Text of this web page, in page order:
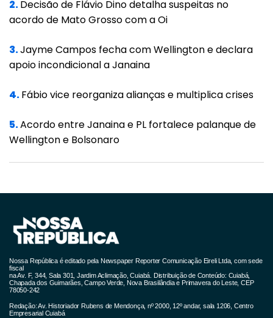
2.Decisão de Flávio Dino detalha suspeitas no
acordo de Mato Grosso com a Oi
3.Jayme Campos fecha com Wellington e declara
apoio incondicional a Janaina
4.Fábio vice reorganiza alianças e multiplica crises
5.Acordo entre Janaina e PL fortalece palanque de
Wellington e Bolsonaro
Nossa República é editado pela Newspaper Reporter Comunicação Eireli Ltda, com sede
fiscal
na Av. F, 344, Sala 301, Jardim Aclimação, Cuiabá. Distribuição de Conteúdo: Cuiabá,
Chapada dos Guimarães, Campo Verde, Nova Brasilândia e Primavera do Leste, CEP
78050-242
Redação: Av. Historiador Rubens de Mendonça, nº 2000, 12º andar, sala 1206, Centro
Empresarial Cuiabá